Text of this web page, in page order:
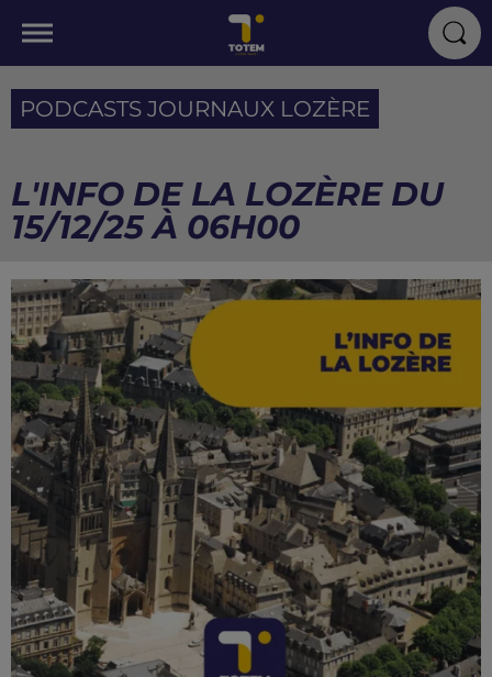
PODCASTS JOURNAUX LOZÈRE
L'INFO DE LA LOZÈRE DU
15/12/25 À 06H00